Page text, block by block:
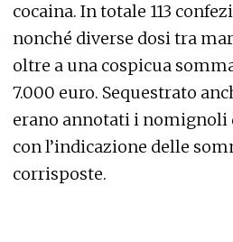
cocaina. In totale 113
nonché diverse dosi tra
oltre a una cospicua
7.000 euro. Sequestrato
erano annotati i nomignoli
con l’indicazione delle
corrisposte.